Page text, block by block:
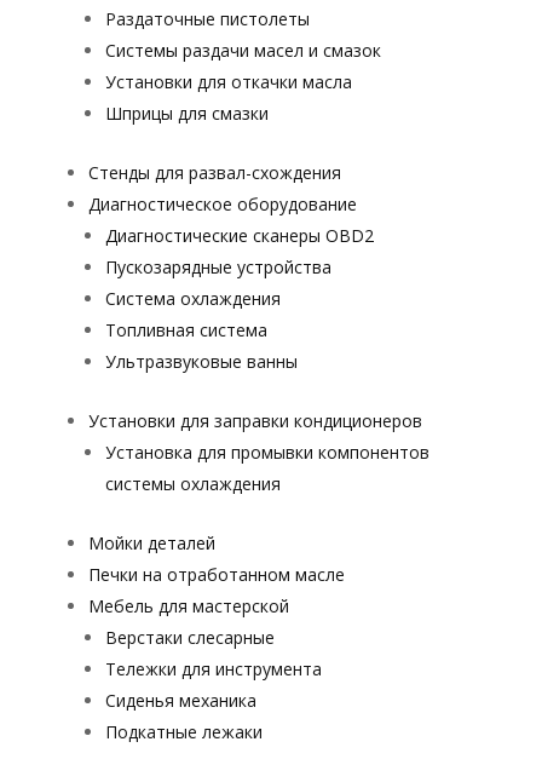
Раздаточные пистолеты
Системы раздачи масел и смазок
Установки для откачки масла
Шприцы для смазки
Стенды для развал-схождения
Диагностическое оборудование
Диагностические сканеры OBD2
Пускозарядные устройства
Система охлаждения
Топливная система
Ультразвуковые ванны
Установки для заправки кондиционеров
Установка для промывки компонентов
системы охлаждения
Мойки деталей
Печки на отработанном масле
Мебель для мастерской
Верстаки слесарные
Тележки для инструмента
Сиденья механика
Подкатные лежаки